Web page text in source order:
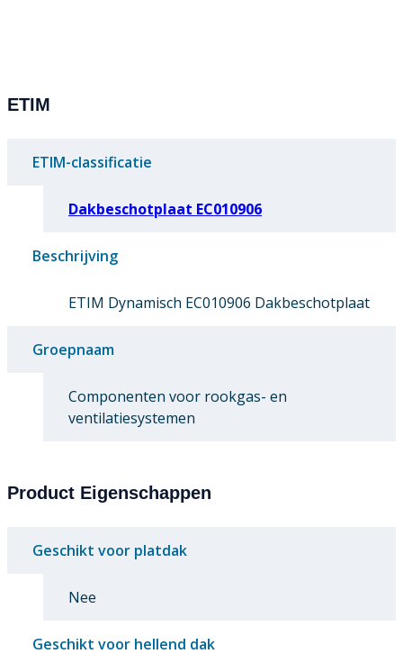
ETIM
ETIM-classificatie
Dakbeschotplaat EC010906
Beschrijving
ETIM Dynamisch EC010906 Dakbeschotplaat
Groepnaam
Componenten voor rookgas- en
ventilatiesystemen
Product Eigenschappen
Geschikt voor platdak
Nee
Geschikt voor hellend dak